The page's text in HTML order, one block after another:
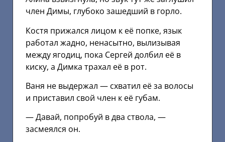
член Димы, глубоко зашедший в горло.
Костя прижался лицом к её попке, язык
работал жадно, ненасытно, вылизывая
между ягодиц, пока Сергей долбил её в
киску, а Димка трахал её в рот.
Ваня не выдержал — схватил её за волосы
и приставил свой член к её губам.
— Давай, попробуй в два ствола, —
засмеялся он.